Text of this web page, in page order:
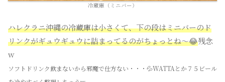
冷蔵庫（ミニバー）
ハレクラニ沖縄の冷蔵庫は小さくて、下の段はミニバーのド
リンクがギュウギュウに詰まってるのがちょっとね〜😂残念
w
ソフトドリンク飲まないから邪魔で仕方ない・・・💦WATTAとか７５ビール